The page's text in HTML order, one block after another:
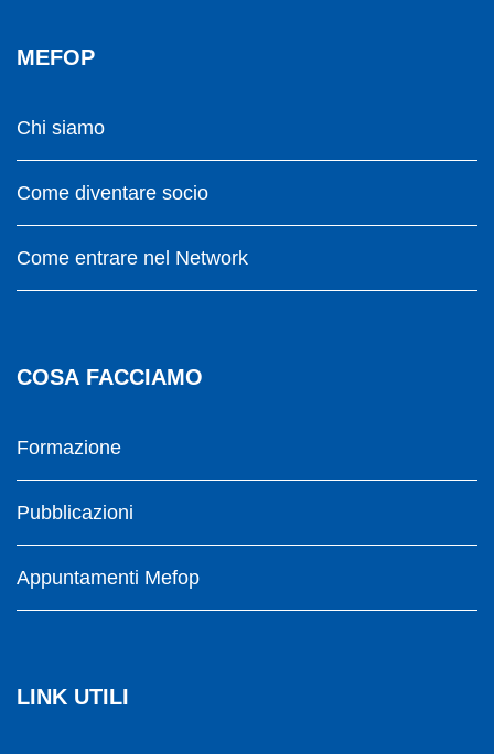
MEFOP
Chi siamo
Come diventare socio
Come entrare nel Network
COSA FACCIAMO
Formazione
Pubblicazioni
Appuntamenti Mefop
LINK UTILI